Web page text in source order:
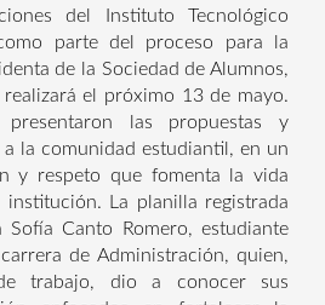
del Instituto Tecnológico
parte del proceso para la
de la Sociedad de Alumnos,
el próximo 13 de mayo.
las propuestas y
la comunidad estudiantil, en un
y respeto que fomenta la vida
La planilla registrada
Sofía Canto Romero, estudiante
de Administración, quien,
trabajo, dio a conocer sus